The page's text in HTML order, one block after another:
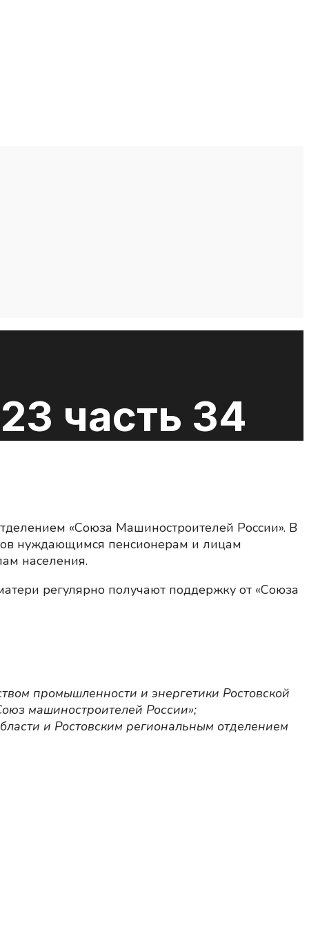
часть 34
«Союза Машиностроителей России». В
нуждающимся пенсионерам и лицам
населения.
регулярно получают поддержку от «Союза
промышленности и энергетики Ростовской
машиностроителей России»;
и Ростовским региональным отделением